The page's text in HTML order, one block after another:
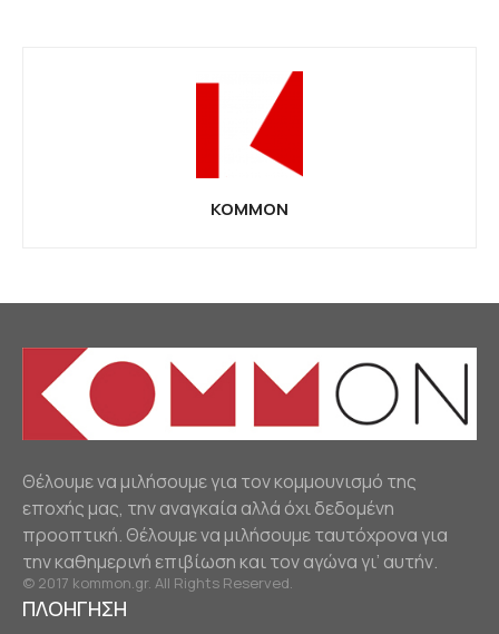
KOMMON
Θέλουμε να μιλήσουμε για τον κομμουνισμό της
εποχής μας, την αναγκαία αλλά όχι δεδομένη
προοπτική. Θέλουμε να μιλήσουμε ταυτόχρονα για
την καθημερινή επιβίωση και τον αγώνα γι’ αυτήν.
© 2017 kommon.gr. All Rights Reserved.
ΠΛΟΗΓΗΣΗ